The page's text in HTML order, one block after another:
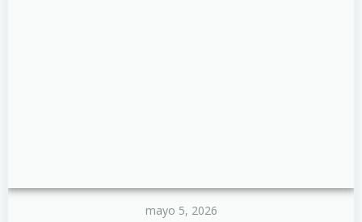
mayo 5, 2026